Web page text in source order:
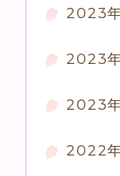
2023
2023
2023年
2022